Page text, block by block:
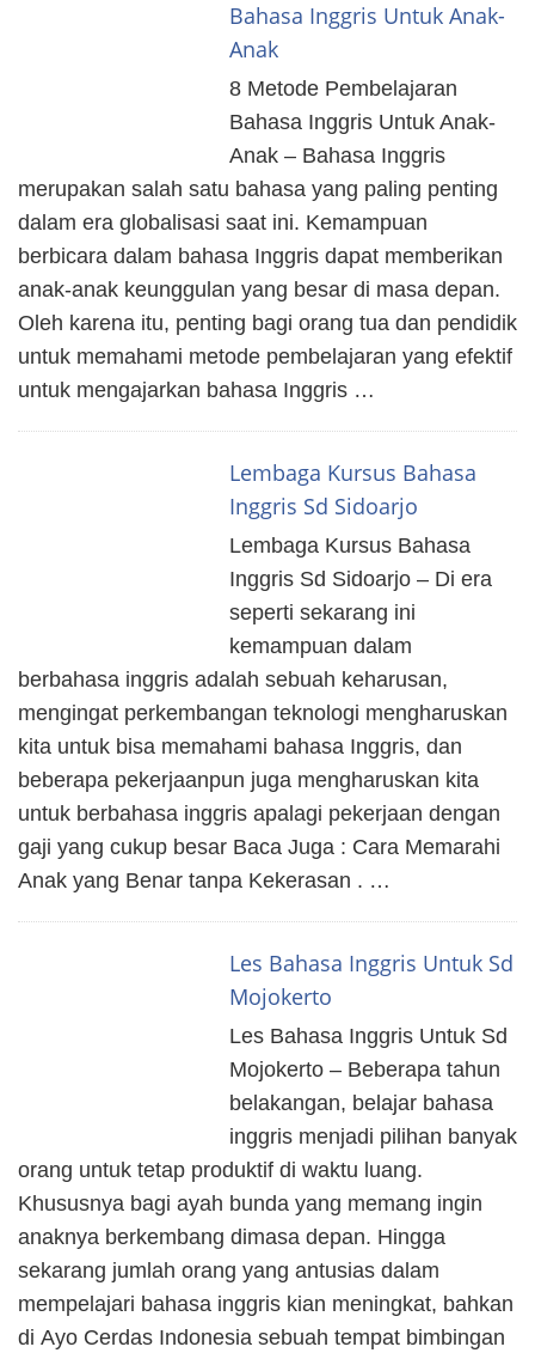
Bahasa Inggris Untuk Anak-
Anak
8 Metode Pembelajaran
Bahasa Inggris Untuk Anak-
Anak – Bahasa Inggris
merupakan salah satu bahasa yang paling penting
dalam era globalisasi saat ini. Kemampuan
berbicara dalam bahasa Inggris dapat memberikan
anak-anak keunggulan yang besar di masa depan.
Oleh karena itu, penting bagi orang tua dan pendidik
untuk memahami metode pembelajaran yang efektif
untuk mengajarkan bahasa Inggris …
Lembaga Kursus Bahasa
Inggris Sd Sidoarjo
Lembaga Kursus Bahasa
Inggris Sd Sidoarjo – Di era
seperti sekarang ini
kemampuan dalam
berbahasa inggris adalah sebuah keharusan,
mengingat perkembangan teknologi mengharuskan
kita untuk bisa memahami bahasa Inggris, dan
beberapa pekerjaanpun juga mengharuskan kita
untuk berbahasa inggris apalagi pekerjaan dengan
gaji yang cukup besar Baca Juga : Cara Memarahi
Anak yang Benar tanpa Kekerasan . …
Les Bahasa Inggris Untuk Sd
Mojokerto
Les Bahasa Inggris Untuk Sd
Mojokerto – Beberapa tahun
belakangan, belajar bahasa
inggris menjadi pilihan banyak
orang untuk tetap produktif di waktu luang.
Khususnya bagi ayah bunda yang memang ingin
anaknya berkembang dimasa depan. Hingga
sekarang jumlah orang yang antusias dalam
mempelajari bahasa inggris kian meningkat, bahkan
di Ayo Cerdas Indonesia sebuah tempat bimbingan